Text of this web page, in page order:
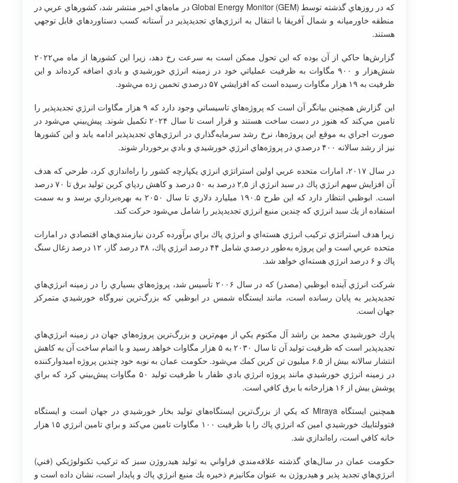
كه در روزهاي گذشته توسط (Global Energy Monitor (GEM در ماه‌هاي اخير منتشر شد، كشورهاي عربي در
منطقه خاورميانه و شمال آفريقا با انتقال به انرژي‌هاي تجديدپذير در آستانه كسب دستاوردهاي قابل توجهي
هستند.
گزارش‌ها حاكي از آن بوده كه اين تحول ممكن است به سرعت رخ دهد، زيرا اين كشورها از ماه مي‌۲۰۲۲
شش‌هزار و ۹۰۰ مگاوات به ظرفيت عملياتي خود در زمينه انرژي خورشيدي و بادي اضافه كرده‌اند و اين
ظرفيت به ۱۹ هزار مگاوات رسيده است كه افزايشي ۵۷ درصدي تخمين زده مي‌شود.
اين گزارش همچنين بيانگر آن است كه پروژه‌هاي تاسيساتي وجود دارد كه ۹ هزار مگاوات انرژي تجديدپذير را
تامين مي‌كند كه هنوز در دست ساخت هستند و قرار است تا سال ۲۰۲۴ تكميل شوند. پيش‌بيني مي‌شود در
صورت اجراي به موقع اين پروژه‌ها، نرخ رشد سرمايه‌گذاري در انرژي‌هاي تجديدپذير ادامه يابد و اين كشورها
نيز از رشد سالانه ۴۰۰ درصدي در پروژه‌هاي انرژي خورشيدي و بادي برخوردار شوند.
در سال ۲۰۱۷، امارات متحده عربي اولين استراتژي انرژي يكپارچه كشور را راه‌اندازي كرد، طرحي كه هدف
آن افزايش سهم انرژي پاك در سبد انرژي از ۲,۵ درصد به ۵۰ درصد و كاهش ردپاي كربن توليد برق تا ۷۰ درصد
است. ابوظبي انتظار دارد كه اين طرح ۱۹۰.۵ ميليارد دلاري تا سال ۲۰۵۰ به بهره‌برداري برسد و به سمت
استفاده از يك سبد انرژي كه چندين منبع انرژي تجديدپذير را شامل مي‌شود حركت كند.
زيرا هدف استراتژي تركيب انرژي هسته‌اي و انرژي پاك براي برآورده كردن نيازمندي‌هاي اقتصادي در امارات
متحده عربي است و اين پروژه به‌طور درصدي شامل ۴۴ درصد انرژي پاك، ۳۸ درصد گاز، ۱۲ درصد زغال سنگ
پاك و ۶ درصد انرژي هسته‌اي خواهد شد.
شركت انرژي آينده ابوظبي (مصدر) كه در سال ۲۰۰۶ تأسيس شد، پروژه‌هاي بسياري را در زمينه انرژي‌هاي
تجديدپذير به پايان رسانده است، مانند ايستگاه شمس در ابوظبي كه بزرگ‌ترين نيروگاه خورشيدي متمركز
جهان است.
پارك خورشيدي محمد بن راشد آل مكتوم يكي از مهم‌ترين و بزرگ‌ترين پروژه‌هاي جهان در زمينه انرژي‌هاي
تجديدپذير است كه ظرفيت توليد آن تا سال ۲۰۳۰ به ۵ هزار مگاوات خواهد رسيد و با اتمام ساخت آن به كاهش
انتشار سالانه بيش از ۶.۵ ميليون تن كربن كمك مي‌شود. حكومت عمان به نوبه خود چندين پروژه اميدواركننده
در زمينه انرژي خورشيدي مانند پروژه انرژي بادي ظفار با ظرفيت توليد ۵۰ مگاوات پيش‌بيني كرد كه براي
پوشش بيش از ۱۶ هزارخانه با برق كافي است.
همچنين ايستگاه Miraya كه يكي از بزرگ‌ترين ايستگاه‌هاي توليد بخار خورشيدي در جهان است و ايستگاه
فتوولتاييك خورشيدي امين كه انرژي پاك را با ظرفيت ۱۰۰ مگاوات تامين مي‌كند و براي تامين انرژي ۱۵ هزار
خانه كافي است، راه‌اندازي شد.
حكومت عمان در سال‌هاي گذشته علاقه‌مندي فراواني به توليد هيدروژن سبز كه تركيب تكنولوژيكي (فني)
انرژي‌هاي تجديد پذير و هيدروژن به عنوان مكانيزم ذخيره يك منبع انرژي پاك و پايدار است، نشان داده است و